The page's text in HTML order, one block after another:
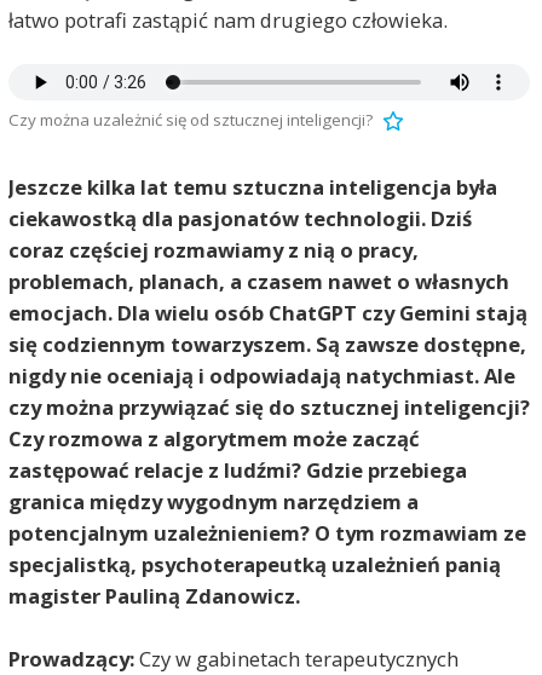
łatwo potrafi zastąpić nam drugiego człowieka.
Czy można uzależnić się od sztucznej inteligencji?
Jeszcze kilka lat temu sztuczna inteligencja była
ciekawostką dla pasjonatów technologii. Dziś
coraz częściej rozmawiamy z nią o pracy,
problemach, planach, a czasem nawet o własnych
emocjach. Dla wielu osób ChatGPT czy Gemini stają
się codziennym towarzyszem. Są zawsze dostępne,
nigdy nie oceniają i odpowiadają natychmiast. Ale
czy można przywiązać się do sztucznej inteligencji?
Czy rozmowa z algorytmem może zacząć
zastępować relacje z ludźmi? Gdzie przebiega
granica między wygodnym narzędziem a
potencjalnym uzależnieniem? O tym rozmawiam ze
specjalistką, psychoterapeutką uzależnień panią
magister Pauliną Zdanowicz.
Prowadzący:Czy w gabinetach terapeutycznych